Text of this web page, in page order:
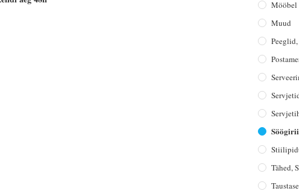
Mööbel
Muud
Tähed,